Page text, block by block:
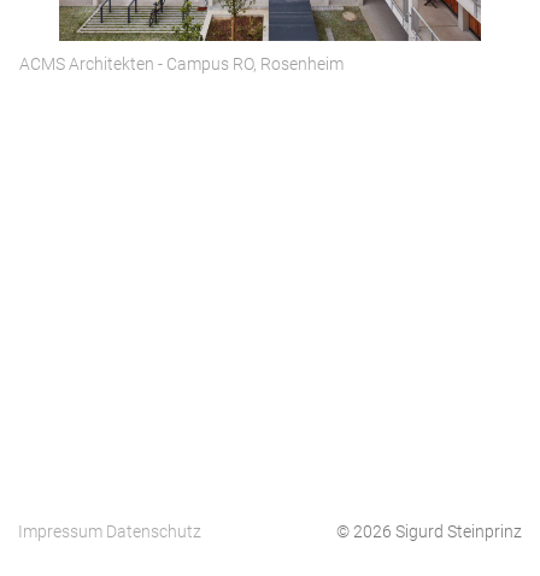
ACMS Architekten - Campus RO, Rosenheim
Impressum Datenschutz © 2026 Sigurd Steinprinz